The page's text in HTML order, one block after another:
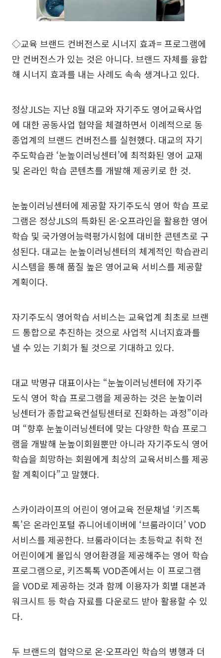
◇교육 브랜드 컨버전스로 시너지 효과= 프로그램에
만 컨버전스가 있는 것은 아니다. 브랜드 자체를 융합
해 시너지 효과를 내는 사례도 속속 생겨나고 있다.
정상JLS는 지난 8월 대교와 자기주도 영어교육사업
에 대한 공동사업 협약을 체결하면서 이례적으로 동
종업계의 브랜드 컨버전스를 실현했다. 대교의 자기
주도학습관 ‘눈높이러닝센터’에 최적화된 영어 교재
및 온라인 학습 콘텐츠를 개발해 제공키로 한 것.
눈높이러닝센터에 제공할 자기주도식 영어 학습 프로
그램은 정상JLS의 특화된 온·오프라인을 활용한 영어
학습 및 국가영어능력평가시험에 대비한 콘텐츠로 구
성된다. 대교는 눈높이러닝센터의 체계적인 학습관리
시스템을 통해 품질 높은 영어교육 서비스를 제공할
계획이다.
자기주도식 영어학습 서비스는 교육업계 최초로 브랜
드 통합으로 추진하는 것으로 사업적 시너지효과를
낼 수 있는 기회가 될 것으로 기대하고 있다.
대교 박명규 대표이사는 “눈높이러닝센터에 자기주
도식 영어 학습 프로그램을 제공하는 것은 눈높이러
닝센터가 종합교육컨설팅센터로 진화하는 과정”이라
며 “향후 눈높이러닝센터에 맞는 다양한 학습 프로그
램을 개발해 눈높이회원뿐만 아니라 자기주도식 영어
학습을 희망하는 회원에게 최상의 교육서비스를 제공
할 계획이다”고 말했다.
스카이라이프의 어린이 영어교육 전문채널 ‘키즈톡
톡’은 온라인포털 쥬니어네이버에 ‘브룸라이더’ VOD
서비스를 제공한다. 브룸라이더는 초등학교 취학 전
어린이에게 몰입식 영어환경을 제공해주는 영어 학습
프로그램으로, 키즈톡톡 VOD존에서는 이 프로그램
을 VOD로 제공하는 것과 함께 이용자가 회별 대본과
워크시트 등 학습 자료를 다운로드 받아 활용할 수 있
다.
두 브랜드의 협약으로 온·오프라인 학습의 병행과 더